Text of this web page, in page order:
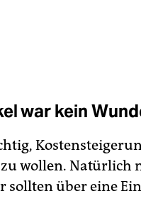
war kein
wollen. Natürlich
sollten über eine